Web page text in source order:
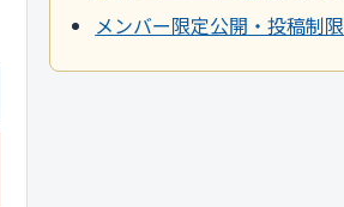
メンバー限定公開・投稿制限